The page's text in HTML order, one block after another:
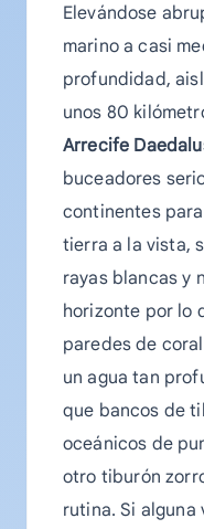
Elevándose
marino a casi
profundidad,
unos 80
Arrecife
buceadores
continentes
tierra a la vista,
rayas blancas y
horizonte por lo
paredes de
un agua tan
que bancos de
oceánicos de
otro tiburón
rutina. Si